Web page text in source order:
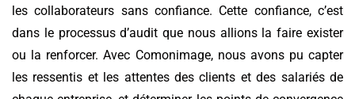
les collaborateurs sans confiance. Cette confiance, c’est
dans le processus d’audit que nous allions la faire exister
ou la renforcer. Avec Comonimage, nous avons pu capter
les ressentis et les attentes des clients et des salariés de